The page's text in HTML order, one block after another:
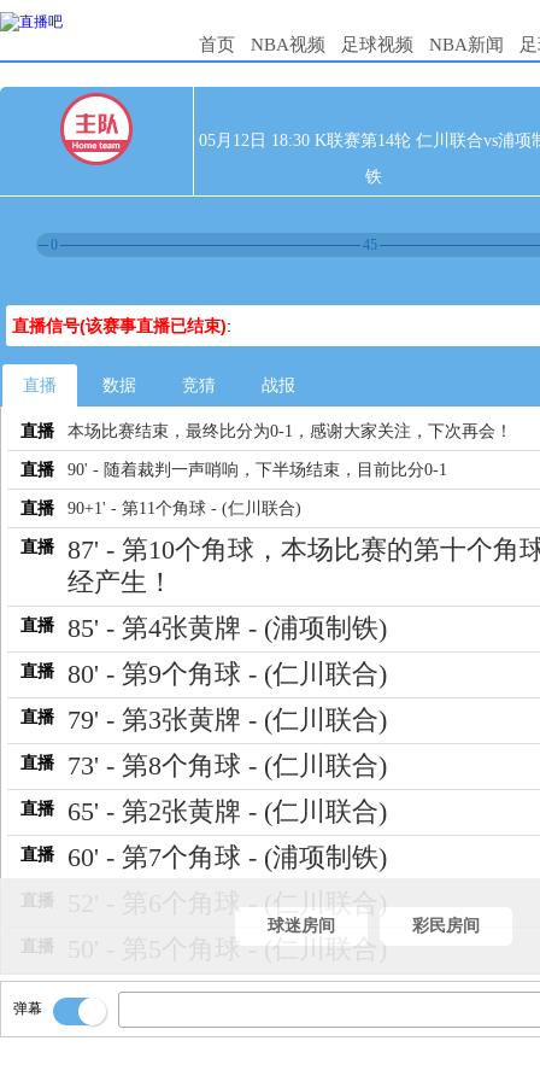
首页 NBA视频 足球视频 NBA新闻
05月12日 18:30 K联赛第14轮 仁川联合vs浦项
铁
0 45
直播信号(该赛事直播已结束):
直播 数据 竞猜 战报
直播 本场比赛结束，最终比分为0-1，感谢大家关注，下次再会！
直播 90' - 随着裁判一声哨响，下半场结束，目前比分0-1
直播 90+1' - 第11个角球 - (仁川联合)
直播
87' - 第10个角球，本场比赛的第十个角
经产生！
直播 85' - 第4张黄牌 - (浦项制铁)
直播 80' - 第9个角球 - (仁川联合)
直播 79' - 第3张黄牌 - (仁川联合)
直播 73' - 第8个角球 - (仁川联合)
直播 65' - 第2张黄牌 - (仁川联合)
直播 60' - 第7个角球 - (浦项制铁)
直播 52' - 第6个角球 - (仁川联合)
直播 50' - 第5个角球 - (仁川联合)
45' - 随着裁判一声哨响，上半场结束，
比分0-1
球迷房间 彩民房间
弹幕